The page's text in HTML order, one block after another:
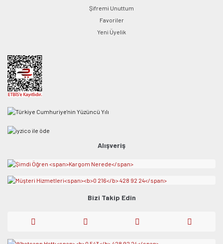
Şifremi Unuttum
Favoriler
Yeni Üyelik
Alışveriş
Bizi Takip Edin